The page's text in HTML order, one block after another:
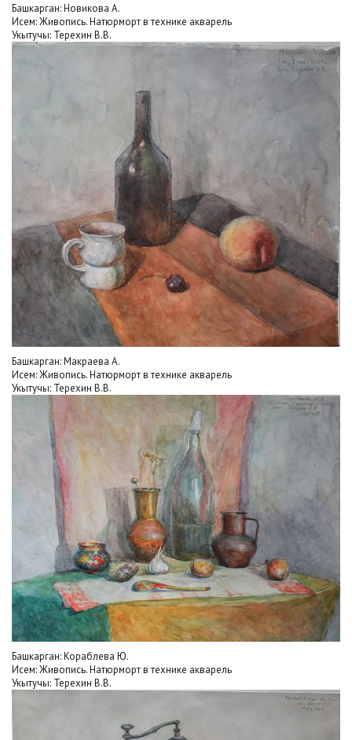
Башкарган: Новикова А.
Исем: Живопись. Натюрморт в технике акварель
Укытучы: Терехин В.В.
Башкарган: Макраева А.
Исем: Живопись. Натюрморт в технике акварель
Укытучы: Терехин В.В.
Башкарган: Кораблева Ю.
Исем: Живопись. Натюрморт в технике акварель
Укытучы: Терехин В.В.